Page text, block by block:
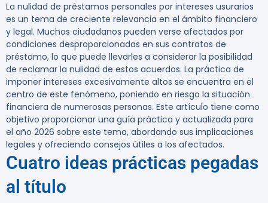
La nulidad de préstamos personales por intereses usurarios
es un tema de creciente relevancia en el ámbito financiero
y legal. Muchos ciudadanos pueden verse afectados por
condiciones desproporcionadas en sus contratos de
préstamo, lo que puede llevarles a considerar la posibilidad
de reclamar la nulidad de estos acuerdos. La práctica de
imponer intereses excesivamente altos se encuentra en el
centro de este fenómeno, poniendo en riesgo la situación
financiera de numerosas personas. Este artículo tiene como
objetivo proporcionar una guía práctica y actualizada para
el año 2026 sobre este tema, abordando sus implicaciones
legales y ofreciendo consejos útiles a los afectados.
Cuatro ideas prácticas pegadas
al título